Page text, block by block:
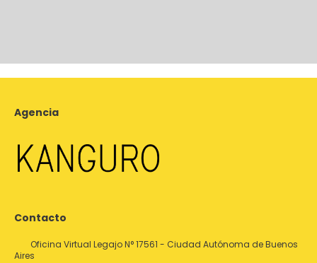
Agencia
Contacto
Oficina Virtual Legajo N° 17561 - Ciudad Autónoma de Buenos
Aires